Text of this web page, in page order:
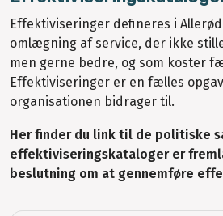
Effektiviseringer defineres i
omlægning af service, der ikke
men gerne bedre, og som koster
Effektiviseringer er en fælles
organisationen bidrager til.
Her finder du link til de politiske
effektiviseringskataloger er
beslutning om at gennemføre